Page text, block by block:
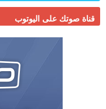
قناة صوتك على اليوتوب